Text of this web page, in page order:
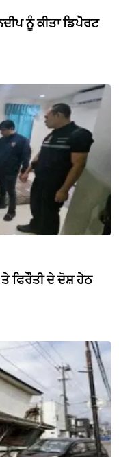
ਨੂੰ ਕੀਤਾ ਡਿਪੋਰਟ
ਫਿਰੌਤੀ ਦੇ ਦੋਸ਼ ਹੇਠ